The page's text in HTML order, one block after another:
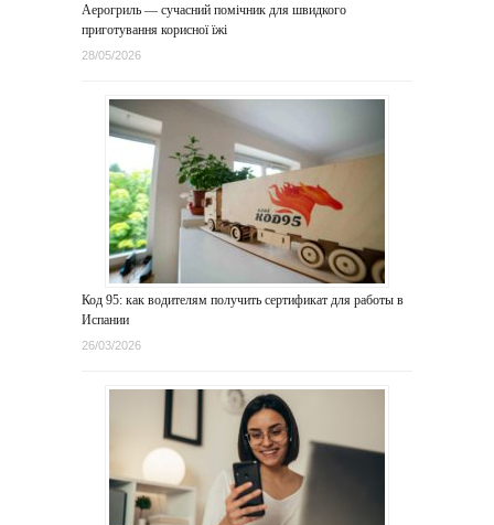
Аерогриль — сучасний помічник для швидкого
приготування корисної їжі
28/05/2026
Код 95: как водителям получить сертификат для работы в
Испании
26/03/2026